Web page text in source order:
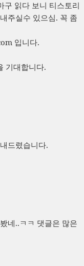
구 읽다 보니 티스토리
주실수 있으심. 꼭 좀
입니다.
기대합니다.
습니다.
네..ㅋㅋ 댓글은 많은